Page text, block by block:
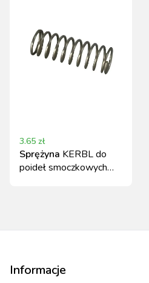
3.65 zł
Sprężyna KERBL do
poideł smoczkowych
Informacje